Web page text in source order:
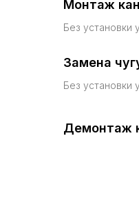
Монтаж
Без установки
Замена
Без установки
Демонтаж